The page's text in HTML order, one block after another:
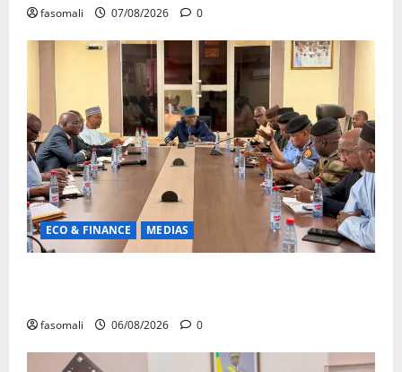
fasomali 07/08/2026 0
ECO & FINANCE MEDIAS
fasomali 06/08/2026 0